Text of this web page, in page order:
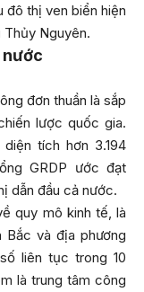
đô thị ven biển hiện
Thủy Nguyên.
nước
đơn thuần là sắp
lược quốc gia.
tích hơn 3.194
GRDP ước đạt
dẫn đầu cả nước.
quy mô kinh tế, là
Bắc và địa phương
liên tục trong 10
là trung tâm công